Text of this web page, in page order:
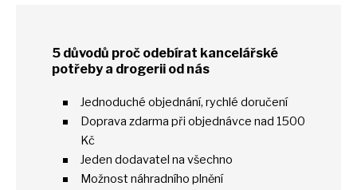
5 důvodů proč odebírat kancelářské
potřeby a drogerii od nás
Jednoduché objednání, rychlé doručení
Doprava zdarma při objednávce nad 1500
Kč
Jeden dodavatel na všechno
Možnost náhradního plnění